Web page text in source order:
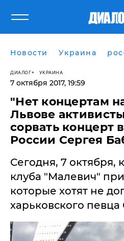
Новости Украина
ДИАЛОГ УКРАИНА
7 октября 2017, 19:59
"Нет концертам
Львове
сорвать концерт
России Сергея
Сегодня, 7 октября,
клуба "Малевич"
которые хотят не
харьковского